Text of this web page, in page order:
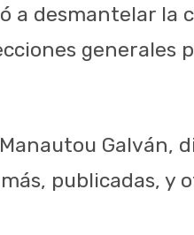
a desmantelar la
generales
Galván,
publicadas, y